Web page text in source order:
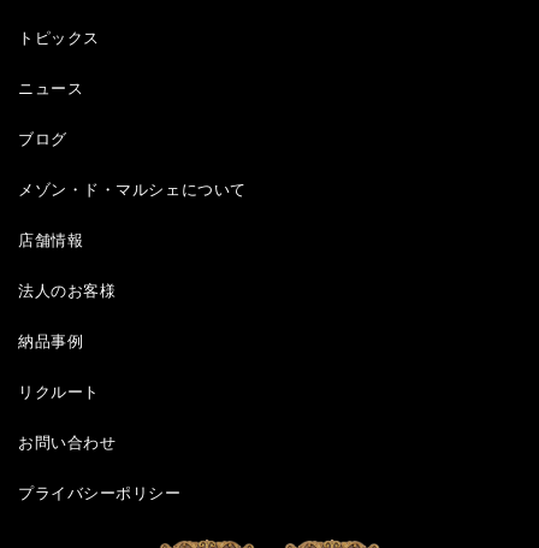
トピックス
ニュース
ブログ
メゾン・ド・マルシェについて
店舗情報
法人のお客様
納品事例
リクルート
お問い合わせ
プライバシーポリシー